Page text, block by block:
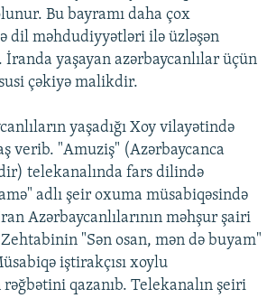
KITABXANASI
STANDARTLARIMIZ
ISTIFADƏ
TELEFONUNUZDA
saytları
Bu bayramı daha çox
dil məhdudiyyətləri ilə üzləşən
yaşayan azərbaycanlılar üçün
çəkiyə malikdir.
yaşadığı Xoy vilayətində
verib. "Amuziş" (Azərbaycanca
telekanalında fars dilində
adlı şeir oxuma müsabiqəsində
Azərbaycanlılarının məhşur şairi
"Sən osan, mən də buyam"
iştirakçısı xoylu
rəğbətini qazanıb. Telekanalın şeiri